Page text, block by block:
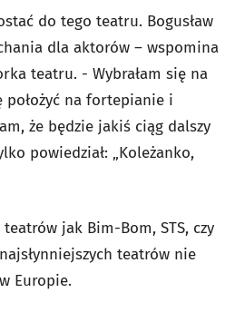
do tego teatru. Bogusław
dla aktorów – wspomina
teatru. - Wybrałam się na
położyć na fortepianie i
że będzie jakiś ciąg dalszy
powiedział: „Koleżanko,
jak Bim-Bom, STS, czy
teatrów nie
Europie.